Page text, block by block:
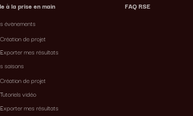
à la prise en main
évènements
Création de projet
Exporter mes résultats
saisons
Création de projet
Tutoriels vidéo
Exporter mes résultats
FAQ RSE